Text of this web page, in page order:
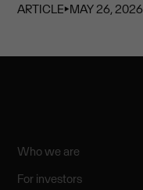
ARTICLE⏵MAY 26, 2026
Who we are
For investors